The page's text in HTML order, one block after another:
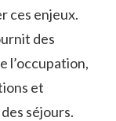
ces enjeux.
des
l’occupation,
et
séjours.